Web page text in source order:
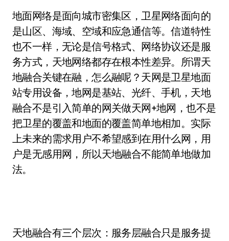
地面网络是面向城市密集区，卫星网络面向的
是山区、海域、空域和应急通信等。信道特性
也不一样，无论是信号格式、网络协议还是服
务方式，天地网络都存在根本性差异。所谓天
地融合关键在融，怎么融呢？天网是卫星地面
站专用设备，地网是基站、光纤、手机，天地
融合不是引入简单的网关做天网+地网，也不是
把卫星的覆盖和地面的覆盖简单地相加。实际
上未来的需求用户不希望感到在用什么网，用
户是无感用网，所以天地融合不能简单地做加
法。
天地融合有三个层次：服务层融合只是服务提